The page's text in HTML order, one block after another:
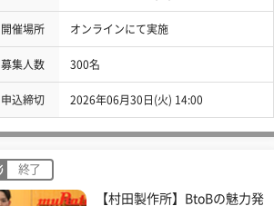
開催場所 オンラインにて実施
募集人数 300名
申込締切 2026年06月30日(火) 14:00
終了
【村田製作所】BtoBの魅力発